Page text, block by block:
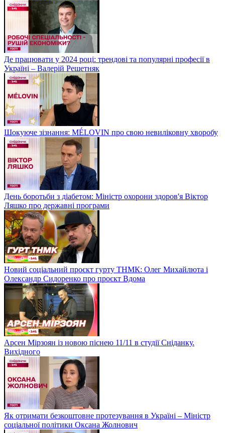
Де працювати у 2024 році: трендові та популярні професії в
Україні – Валерій Решетняк
Шокуюче зізнання: MÉLOVIN про свою невиліковну хворобу
День боротьби з діабетом: Міністр охорони здоров'я Віктор
Ляшко про державні програми
Новий соціальний проєкт гурту ТНМК: Олег Михайлюта і
Олександр Сидоренко про проєкт Вдома
Арсен Мірзоян із новою піснею 11/11 в студії Сніданку.
Вихідного
Як отримати безкоштовне протезування в Україні – Міністр
соціальної політики Оксана Жолнович